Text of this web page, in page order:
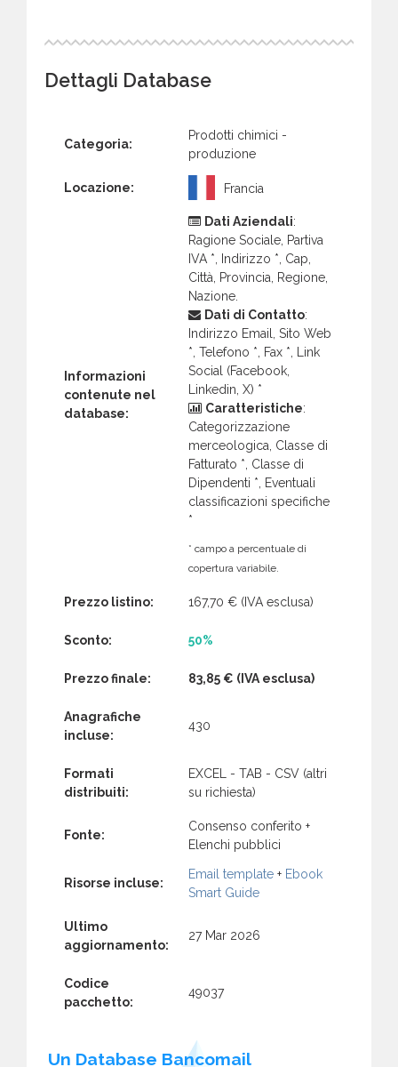
Dettagli Database
Categoria:
Prodotti chimici -
produzione
Locazione: Francia
Informazioni
contenute nel
database:
Dati Aziendali:
Ragione Sociale, Partiva
IVA *, Indirizzo *, Cap,
Città, Provincia, Regione,
Nazione.
Dati di Contatto:
Indirizzo Email, Sito Web
*, Telefono *, Fax *, Link
Social (Facebook,
Linkedin, X) *
Caratteristiche:
Categorizzazione
merceologica, Classe di
Fatturato *, Classe di
Dipendenti *, Eventuali
classificazioni specifiche
*
* campo a percentuale di
copertura variabile.
Prezzo listino: 167,70 € (IVA esclusa)
Sconto: 50%
Prezzo finale: 83,85 € (IVA esclusa)
Anagrafiche
incluse:
430
Formati
distribuiti:
EXCEL - TAB - CSV (altri
su richiesta)
Fonte:
Consenso conferito +
Elenchi pubblici
Risorse incluse:
Email template + Ebook
Smart Guide
Ultimo
aggiornamento:
27 Mar 2026
Codice
pacchetto:
49037
Un Database Bancomail